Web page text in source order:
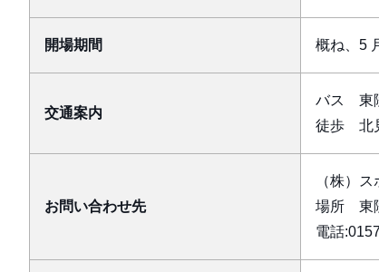
開場期間 概ね、5
交通案内
バス 東
徒歩 北
お問い合わせ先
（株）
場所 東
電話